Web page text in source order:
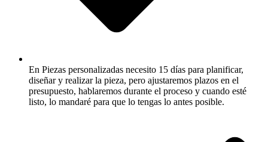
En Piezas personalizadas necesito 15 días para planificar,
diseñar y realizar la pieza, pero ajustaremos plazos en el
presupuesto, hablaremos durante el proceso y cuando esté
listo, lo mandaré para que lo tengas lo antes posible.